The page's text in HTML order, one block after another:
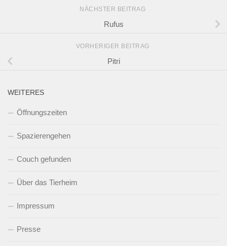
NÄCHSTER BEITRAG
Rufus
VORHERIGER BEITRAG
Pitri
WEITERES
Öffnungszeiten
Spazierengehen
Couch gefunden
Über das Tierheim
Impressum
Presse